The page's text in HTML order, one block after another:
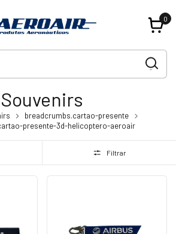
0
Souvenirs
breadcrumbs.cartao-presente
presente-3d-helicoptero-aeroair
Filtrar